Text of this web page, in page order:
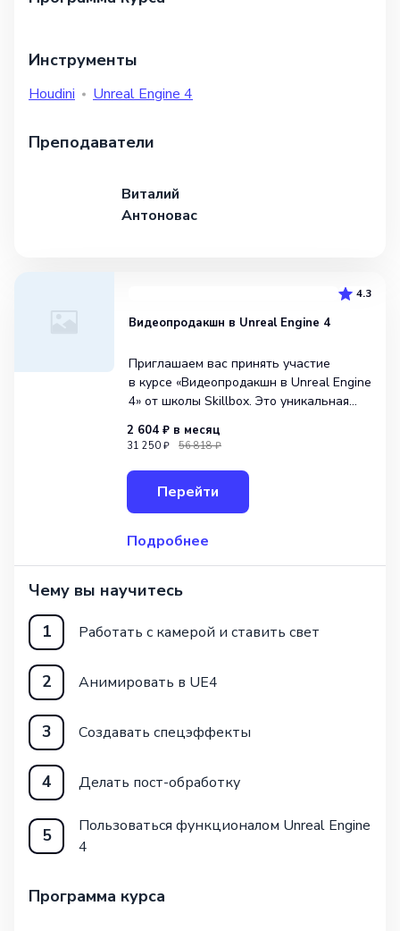
Инструменты
Houdini Unreal Engine 4
Преподаватели
Виталий
Антоновас
4.3
Видеопродакшн в Unreal Engine 4
Приглашаем вас принять участие
в курсе «Видеопродакшн в Unreal Engine
4» от школы Skillbox. Это уникальная
игрового движка в качестве
обучения вы овладеете навыками
работы со светом, ка
2 604 ₽ в месяц
31 250 ₽ 56 818 ₽
Перейти
Подробнее
Чему вы научитесь
1
Работать с камерой и ставить свет
2 Анимировать в UE4
3 Создавать спецэффекты
4 Делать пост-обработку
5
Пользоваться функционалом Unreal Engine
4
Программа курса